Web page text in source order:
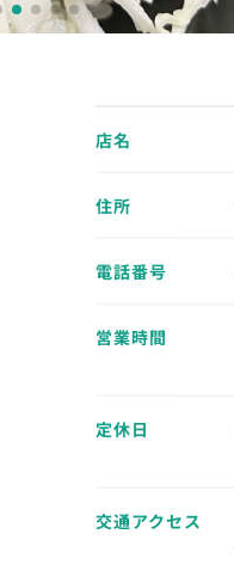
店名
住所
電話番号
営業時間
定休日
交通アクセス